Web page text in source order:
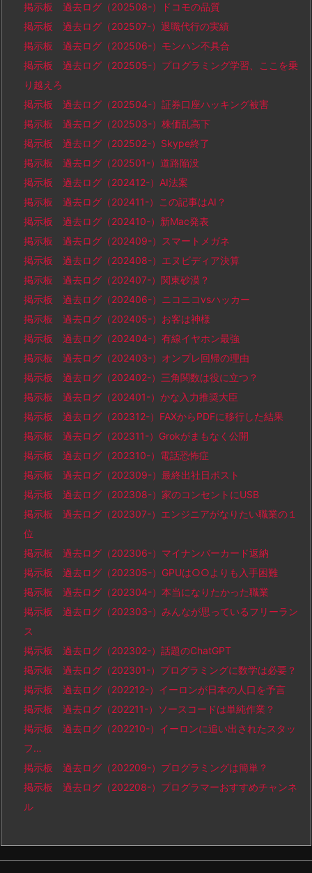
掲示板 過去ログ（202508-）ドコモの品質
掲示板 過去ログ（202507-）退職代行の実績
掲示板 過去ログ（202506-）モンハン不具合
掲示板 過去ログ（202505-）プログラミング学習、ここを乗
り越えろ
掲示板 過去ログ（202504-）証券口座ハッキング被害
掲示板 過去ログ（202503-）株価乱高下
掲示板 過去ログ（202502-）Skype終了
掲示板 過去ログ（202501-）道路陥没
掲示板 過去ログ（202412-）AI法案
掲示板 過去ログ（202411-）この記事はAI？
掲示板 過去ログ（202410-）新Mac発表
掲示板 過去ログ（202409-）スマートメガネ
掲示板 過去ログ（202408-）エヌビディア決算
掲示板 過去ログ（202407-）関東砂漠？
掲示板 過去ログ（202406-）ニコニコvsハッカー
掲示板 過去ログ（202405-）お客は神様
掲示板 過去ログ（202404-）有線イヤホン最強
掲示板 過去ログ（202403-）オンプレ回帰の理由
掲示板 過去ログ（202402-）三角関数は役に立つ？
掲示板 過去ログ（202401-）かな入力推奨大臣
掲示板 過去ログ（202312-）FAXからPDFに移行した結果
掲示板 過去ログ（202311-）Grokがまもなく公開
掲示板 過去ログ（202310-）電話恐怖症
掲示板 過去ログ（202309-）最終出社日ポスト
掲示板 過去ログ（202308-）家のコンセントにUSB
掲示板 過去ログ（202307-）エンジニアがなりたい職業の１
位
掲示板 過去ログ（202306-）マイナンバーカード返納
掲示板 過去ログ（202305-）GPUは○○よりも入手困難
掲示板 過去ログ（202304-）本当になりたかった職業
掲示板 過去ログ（202303-）みんなが思っているフリーラン
ス
掲示板 過去ログ（202302-）話題のChatGPT
掲示板 過去ログ（202301-）プログラミングに数学は必要？
掲示板 過去ログ（202212-）イーロンが日本の人口を予言
掲示板 過去ログ（202211-）ソースコードは単純作業？
掲示板 過去ログ（202210-）イーロンに追い出されたスタッ
フ…
掲示板 過去ログ（202209-）プログラミングは簡単？
掲示板 過去ログ（202208-）プログラマーおすすめチャンネ
ル